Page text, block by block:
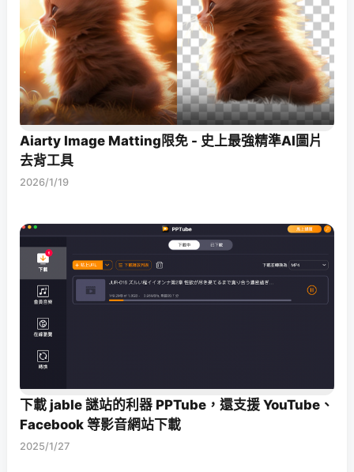
Aiarty Image Matting限免 - 史上最強精準AI圖片
去背工具
2026/1/19
下載 jable 謎站的利器 PPTube，還支援 YouTube、
Facebook 等影音網站下載
2025/1/27